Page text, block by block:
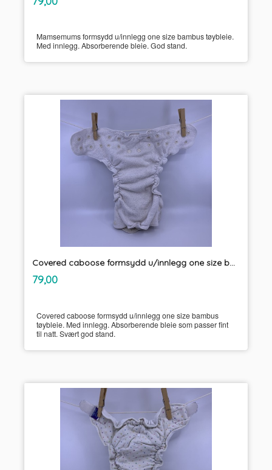
mva.
Mamsemums formsydd u/innlegg one size bambus tøybleie.
Med innlegg. Absorberende bleie. God stand.
Covered caboose formsydd u/innlegg one size bambus tøybleie
Pris
79,00mva.
Covered caboose formsydd u/innlegg one size bambus
tøybleie. Med innlegg. Absorberende bleie som passer fint
til natt. Svært god stand.